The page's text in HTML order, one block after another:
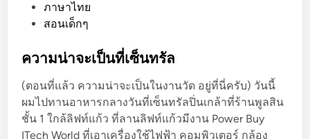
i
ภาษาไทย
สอนเด็กๆ
ความน่าจะเป็นที่เซ็นทรัล
(ตอนที่แล้ว ความน่าจะเป็นในงานวัด อยู่ที่นี่ครับ) วันนี้
ผมไปทานอาหารกลางวันที่เซ็นทรัลปิ่นเกล้าที่ร้านพูลสิน
ชั้น 1 ใกล้ลิฟท์แก้ว ที่ลานลิฟท์แก้วมีงาน Power Buy
ITech World ที่เอาเครื่องใช้ไฟฟ้า คอมพิวเตอร์ กล้อง